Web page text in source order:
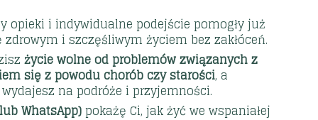
opieki i indywidualne podejście pomogły już
i szczęśliwym życiem bez zakłóceń.
życie wolne od problemów związanych z
się z powodu chorób czy starości, a
na podróże i przyjemności.
WhatsApp)pokażę Ci, jak żyć we wspaniałej